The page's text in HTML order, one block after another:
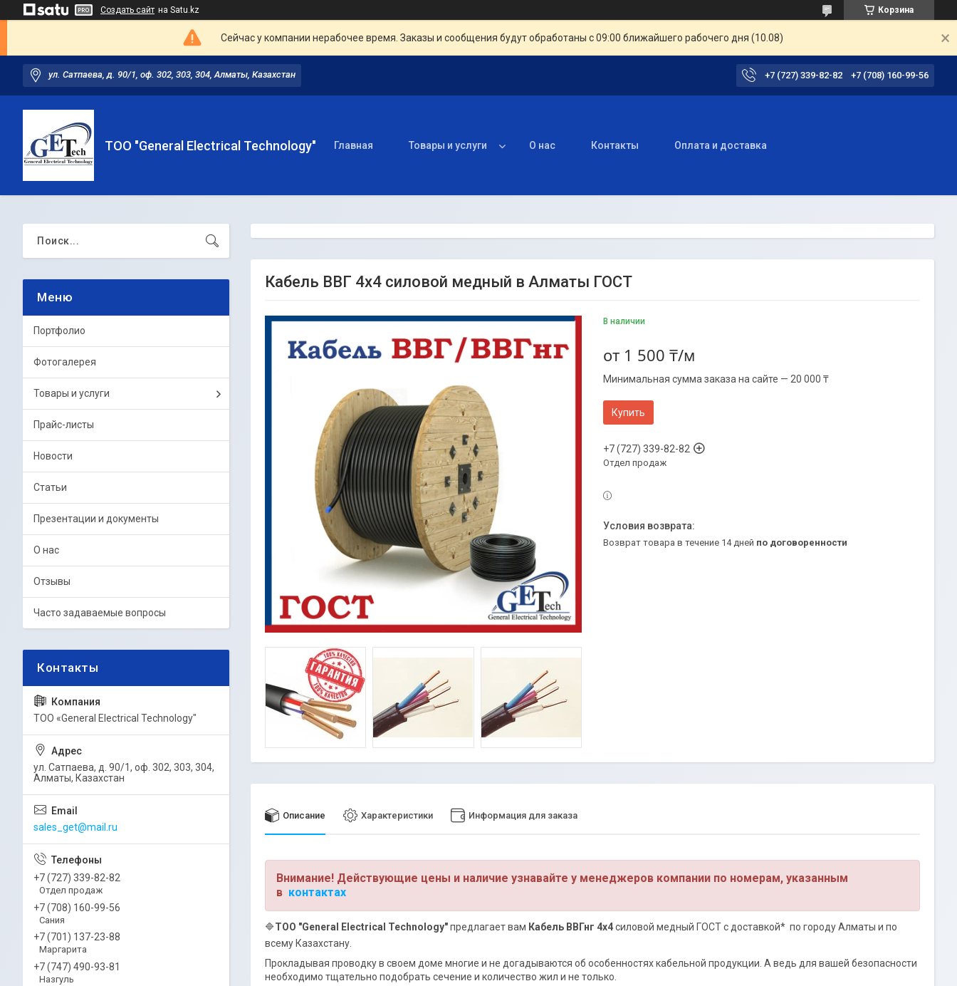
Создать сайт на Satu.kz Корзина
Сейчас у компании нерабочее время. Заказы и сообщения будут обработаны с 09:00 ближайшего рабочего дня (10.08)
ул. Сатпаева, д. 90/1, оф. 302, 303, 304, Алматы, Казахстан +7 (727) 339-82-82 +7 (708) 160-99-56
ТОО "General Electrical Technology" Главная Товары и услуги О нас Контакты Оплата и доставка
Кабель ВВГ 4х4 силовой медный в Алматы ГОСТ
В наличии
от 1 500 ₸/м
Минимальная сумма заказа на сайте — 20 000 ₸
Купить
+7 (727) 339-82-82
Отдел продаж
возврат товара в течение 14 дней по договоренности
Описание Характеристики Информация для заказа
Внимание! Действующие цены и наличие узнавайте у менеджеров компании по номерам, указанным
в контактах
🔷ТОО "General Electrical Technology"предлагает вам Кабель ВВГнг 4х4силовой медный ГОСТ с доставкой* по городу Алматы и по
всему Казахстану.
Прокладывая проводку в своем доме многие и не догадываются об особенностях кабельной продукции. А ведь для вашей безопасности
необходимо тщательно подобрать сечение и количество жил и не только.
Портфолио
Фотогалерея
Товары и услуги
Прайс-листы
Новости
Статьи
Презентации и документы
О нас
Отзывы
Часто задаваемые вопросы
ТОО «General Electrical Technology"
ул. Сатпаева, д. 90/1, оф. 302, 303, 304,
Алматы, Казахстан
sales_get@mail.ru
+7 (727) 339-82-82
Отдел продаж
+7 (708) 160-99-56
Сания
+7 (701) 137-23-88
Маргарита
+7 (747) 490-93-81
Назгуль